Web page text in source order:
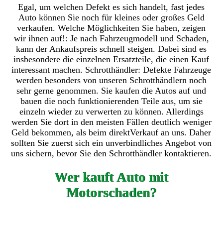
Egal, um welchen Defekt es sich handelt, fast jedes
Auto können Sie noch für kleines oder großes Geld
verkaufen. Welche Möglichkeiten Sie haben, zeigen
wir ihnen auf!: Je nach Fahrzeugmodell und Schaden,
kann der Ankaufspreis schnell steigen. Dabei sind es
insbesondere die einzelnen Ersatzteile, die einen Kauf
interessant machen. Schrotthändler: Defekte Fahrzeuge
werden besonders von unseren Schrotthändlern noch
sehr gerne genommen. Sie kaufen die Autos auf und
bauen die noch funktionierenden Teile aus, um sie
einzeln wieder zu verwerten zu können. Allerdings
werden Sie dort in den meisten Fällen deutlich weniger
Geld bekommen, als beim direktVerkauf an uns. Daher
sollten Sie zuerst sich ein unverbindliches Angebot von
uns sichern, bevor Sie den Schrotthändler kontaktieren.
Wer kauft Auto mit
Motorschaden?